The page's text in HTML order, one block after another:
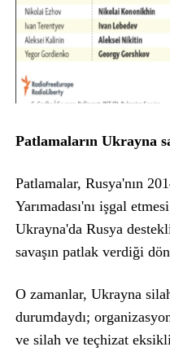
Patlamaların Ukrayna
Patlamalar, Rusya'nın
Yarımadası'nı işgal
Ukrayna'da Rusya
savaşın patlak verdiği
O zamanlar, Ukrayna
durumdaydı;
ve silah ve teçhizat